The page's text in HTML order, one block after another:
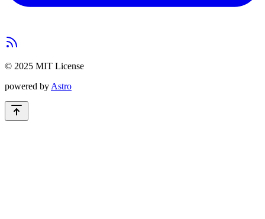
© 2025 MIT License
powered by Astro